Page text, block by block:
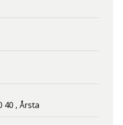
40 , Årsta